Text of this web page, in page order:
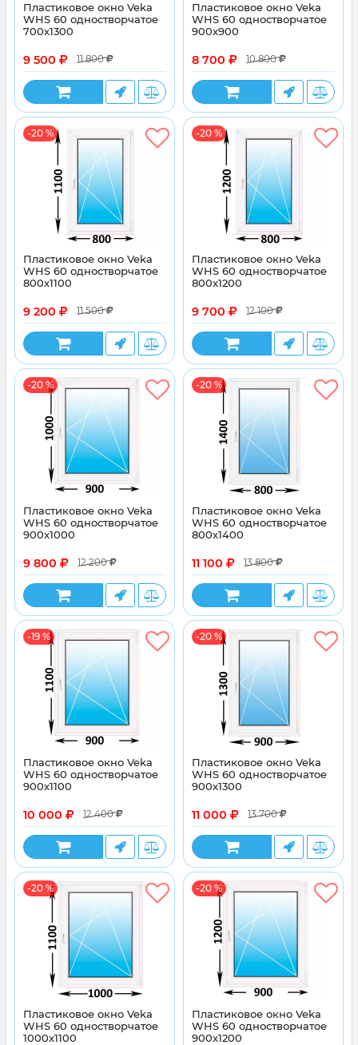
Пластиковое окно Veka
WHS 60 одностворчатое
700x1300
9 500 11 800
Пластиковое окно Veka
WHS 60 одностворчатое
900x900
8 700 10 800
-20 %
Пластиковое окно Veka
WHS 60 одностворчатое
800x1100
9 200 11 500
-20 %
Пластиковое окно Veka
WHS 60 одностворчатое
800x1200
9 700 12 100
-20 %
Пластиковое окно Veka
WHS 60 одностворчатое
900x1000
9 800 12 200
-20 %
Пластиковое окно Veka
WHS 60 одностворчатое
800x1400
11 100 13 800
-19 %
Пластиковое окно Veka
WHS 60 одностворчатое
900x1100
10 000 12 400
-20 %
Пластиковое окно Veka
WHS 60 одностворчатое
900x1300
11 000 13 700
-20 %
Пластиковое окно Veka
WHS 60 одностворчатое
1000x1100
-20 %
Пластиковое окно Veka
WHS 60 одностворчатое
900x1200